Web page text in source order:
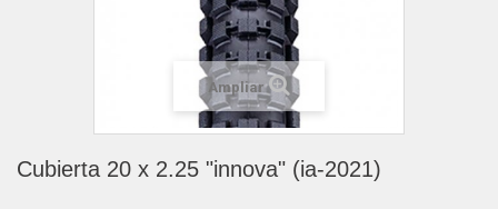
Ampliar
Cubierta 20 x 2.25 "innova" (ia-2021)